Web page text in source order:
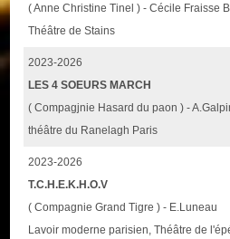
( Anne Christine Tinel ) - Cécile Fraisse
Théâtre de Stains
2023-2026
LES 4 SOEURS MARCH
( Compagjnie Hasard du paon ) -
théâtre du Ranelagh Paris
2023-2026
T.C.H.E.K.H.O.V
( Compagnie Grand Tigre ) - E.Luneau
Lavoir moderne parisien, Théâtre de